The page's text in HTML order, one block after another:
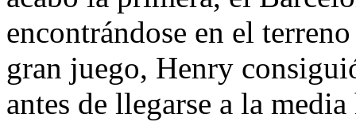
encontrándose en el
gran juego, Henry
antes de llegarse a la